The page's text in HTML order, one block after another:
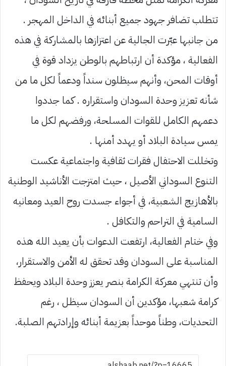
تتطلب تضافر جهود جميع أبنائه في الداخل المهجر .
من جانبها عبّرت الجالية عن اعتزازها بالمشاركة في هذه
الفعالية ، مؤكدة أن ارتباطهم بالوطن يزداد قوة في
أوقات المحن، وأنهم سيظلون سنداً ودعماً لكل ما من
شأنه تعزيز وحدة السودان واستقراره . كما جددوا
دعمهم الكامل للقوات المسلحة، ورفضهم لكل ما
يمس سيادة البلاد أو يهدد أمنها .
وتخللت الاحتفال فقرات ثقافية واجتماعية عكست
التنوع السوداني الأصيل ، حيث امتزجت الأناشيد الوطنية
بالأهازيج الشعبية، في أجواء جسدت روح العيد ومعانيه
السامية في التراحم والتكافل .
وفي ختام الفعالية، ارتفعت الدعوات بأن يعيد الله هذه
المناسبة على السودان وقد تحقق له الأمن والاستقرار،
وأن تنتهي معركة الكرامة بنصر يعزز وحدة البلاد ويحفظ
كرامة شعبها، مؤكدين أن السودان سيظل ، رغم
التحديات، وطناً موحداً بعزيمة أبنائه وإرادتهم الصلبة.